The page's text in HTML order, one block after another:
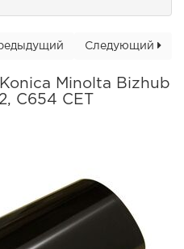
Следующий
Minolta Bizhub
C654 CET